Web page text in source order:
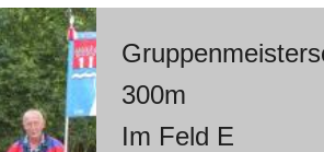
300m
Im Feld E